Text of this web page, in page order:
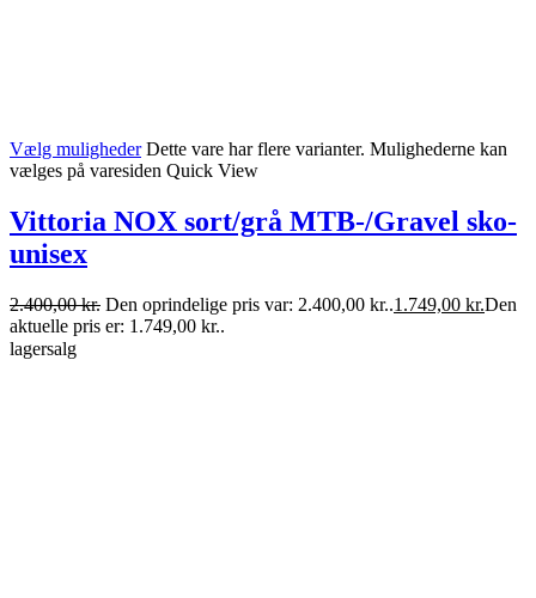
Vælg muligheder Dette vare har flere varianter. Mulighederne kan
vælges på varesiden Quick View
Vittoria NOX sort/grå MTB-/Gravel sko-
unisex
2.400,00kr. Den oprindelige pris var: 2.400,00 kr..1.749,00 kr.Den
aktuelle pris er: 1.749,00 kr..
lagersalg